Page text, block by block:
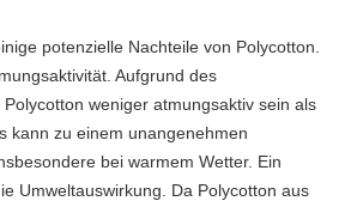
potenzielle Nachteile von Polycotton.
Aufgrund des
weniger atmungsaktiv sein als
kann zu einem unangenehmen
bei warmem Wetter. Ein
Umweltauswirkung. Da Polycotton aus